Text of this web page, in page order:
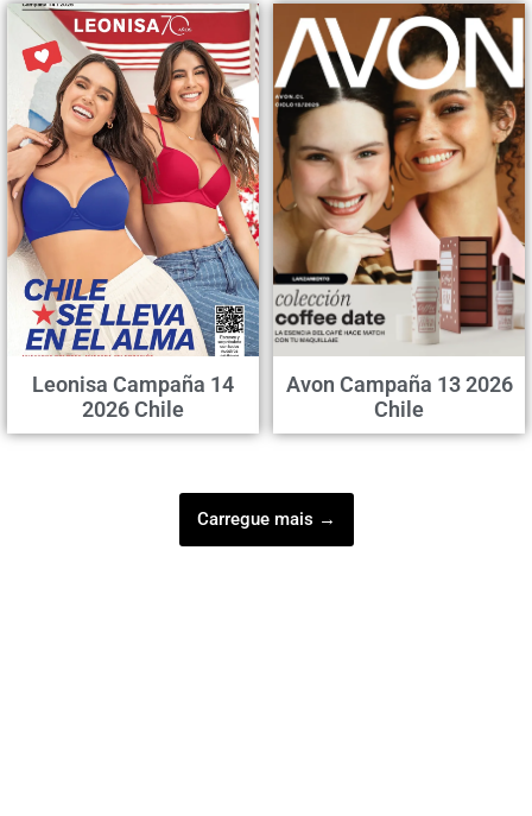
Leonisa Campaña 14
2026 Chile
Avon Campaña 13 2026
Chile
Carregue mais →